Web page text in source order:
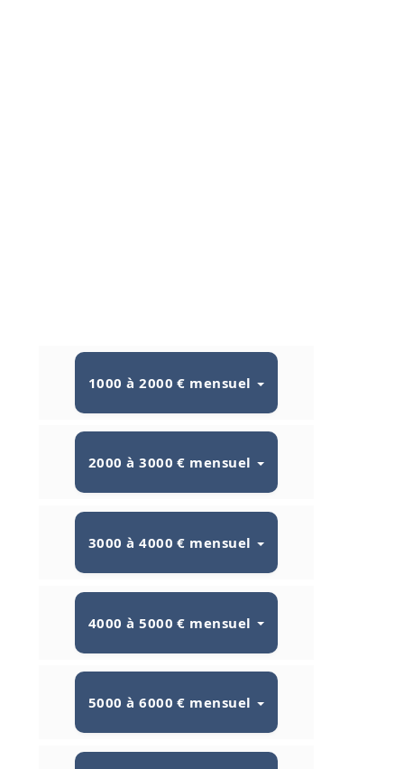
1000 à 2000 € mensuel
2000 à 3000 € mensuel
3000 à 4000 € mensuel
4000 à 5000 € mensuel
5000 à 6000 € mensuel